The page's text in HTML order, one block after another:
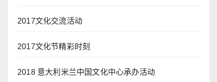
2017文化交流活动
2017文化节精彩时刻
2018 意大利米兰中国文化中心承办活动